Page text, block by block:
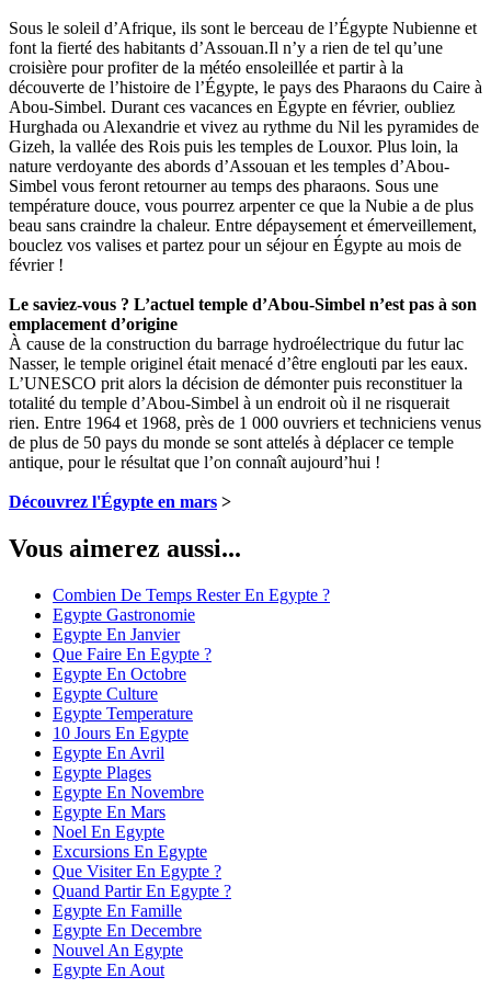
Sous le soleil d’Afrique, ils sont le berceau de l’Égypte Nubienne et
font la fierté des habitants d’Assouan.Il n’y a rien de tel qu’une
croisière pour profiter de la météo ensoleillée et partir à la
découverte de l’histoire de l’Égypte, le pays des Pharaons du Caire à
Abou-Simbel. Durant ces vacances en Égypte en février, oubliez
Hurghada ou Alexandrie et vivez au rythme du Nil les pyramides de
Gizeh, la vallée des Rois puis les temples de Louxor. Plus loin, la
nature verdoyante des abords d’Assouan et les temples d’Abou-
Simbel vous feront retourner au temps des pharaons. Sous une
température douce, vous pourrez arpenter ce que la Nubie a de plus
beau sans craindre la chaleur. Entre dépaysement et émerveillement,
bouclez vos valises et partez pour un séjour en Égypte au mois de
février !
Le saviez-vous ? L’actuel temple d’Abou-Simbel n’est pas à son
emplacement d’origine
À cause de la construction du barrage hydroélectrique du futur lac
Nasser, le temple originel était menacé d’être englouti par les eaux.
L’UNESCO prit alors la décision de démonter puis reconstituer la
totalité du temple d’Abou-Simbel à un endroit où il ne risquerait
rien. Entre 1964 et 1968, près de 1 000 ouvriers et techniciens venus
de plus de 50 pays du monde se sont attelés à déplacer ce temple
antique, pour le résultat que l’on connaît aujourd’hui !
Découvrez l'Égypte en mars >
Vous aimerez aussi...
Combien De Temps Rester En Egypte ?
Egypte Gastronomie
Egypte En Janvier
Que Faire En Egypte ?
Egypte En Octobre
Egypte Culture
Egypte Temperature
10 Jours En Egypte
Egypte En Avril
Egypte Plages
Egypte En Novembre
Egypte En Mars
Noel En Egypte
Excursions En Egypte
Que Visiter En Egypte ?
Quand Partir En Egypte ?
Egypte En Famille
Egypte En Decembre
Nouvel An Egypte
Egypte En Aout